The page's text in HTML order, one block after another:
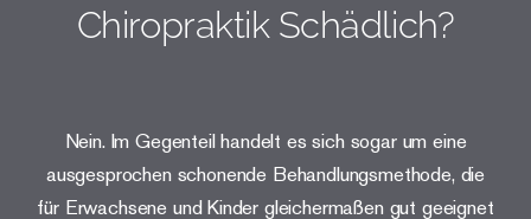
Chiropraktik Schädlich?
Nein. Im Gegenteil handelt es sich sogar um eine
ausgesprochen schonende Behandlungsmethode, die
für Erwachsene und Kinder gleichermaßen gut geeignet